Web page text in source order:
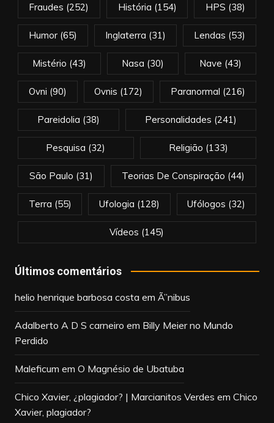
Fraudes (252) História (154) HPS (38)
Humor(65) Inglaterra (31) Lendas (53)
Mistério (43) Nasa (30) Nave (43)
Ovni (90) Ovnis (172) Paranormal (216)
Pareidolia (38) Personalidades (241)
Pesquisa (32) Religião (133)
São Paulo (31) Teorias De Conspiração (44)
Terra (55) Ufologia (128) Ufólogos (32)
Vídeos (145)
Últimos comentários
helio henrique barbosa costa em Ã”nibus
Adalberto A D S carneiro em Billy Meier no Mundo
Perdido
Maleficum em O Magnésio de Ubatuba
Chico Xavier, ¿plagiador? | Marcianitos Verdes em Chico
Xavier, plagiador?